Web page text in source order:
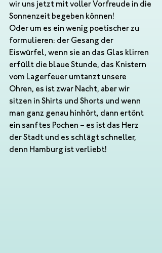
wir uns jetzt mit voller Vorfreude in die
Sonnenzeit begeben können!
Oder um es ein wenig poetischer zu
formulieren: der Gesang der
Eiswürfel, wenn sie an das Glas klirren
erfüllt die blaue Stunde, das Knistern
vom Lagerfeuer umtanzt unsere
Ohren, es ist zwar Nacht, aber wir
sitzen in Shirts und Shorts und wenn
man ganz genau hinhört, dann ertönt
ein sanftes Pochen – es ist das Herz
der Stadt und es schlägt schneller,
denn Hamburg ist verliebt!